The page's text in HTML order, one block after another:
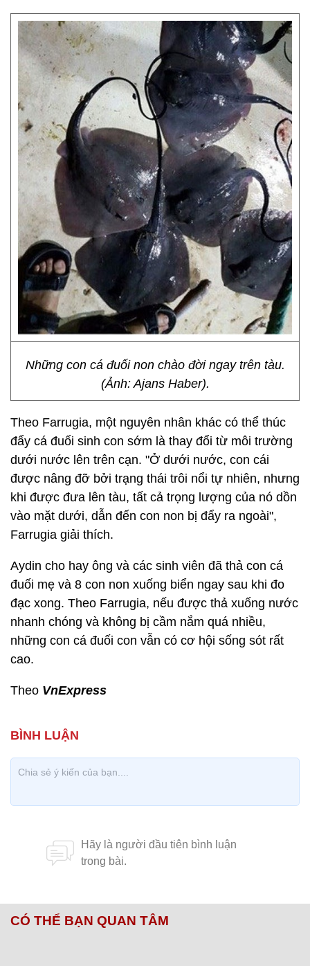
Những con cá đuối non chào đời ngay trên tàu.
(Ảnh: Ajans Haber).
Theo Farrugia, một nguyên nhân khác có thể thúc
đẩy cá đuối sinh con sớm là thay đổi từ môi trường
dưới nước lên trên cạn. "Ở dưới nước, con cái
được nâng đỡ bởi trạng thái trôi nổi tự nhiên, nhưng
khi được đưa lên tàu, tất cả trọng lượng của nó dồn
vào mặt dưới, dẫn đến con non bị đẩy ra ngoài",
Farrugia giải thích.
Aydin cho hay ông và các sinh viên đã thả con cá
đuối mẹ và 8 con non xuống biển ngay sau khi đo
đạc xong. Theo Farrugia, nếu được thả xuống nước
nhanh chóng và không bị cầm nắm quá nhiều,
những con cá đuối con vẫn có cơ hội sống sót rất
cao.
Theo VnExpress
CÓ THỂ BẠN QUAN TÂM